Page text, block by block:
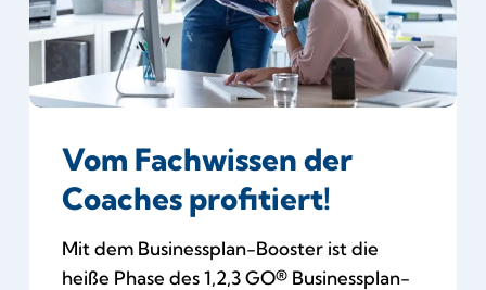
Vom Fachwissen der
Coaches profitiert!
Mit dem Businessplan-Booster ist die
heiße Phase des 1,2,3 GO® Businessplan-